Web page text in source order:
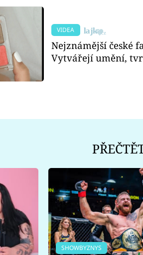
VIDEA
Nejznámější české
Vytvářejí umění,
SHOWBYZNYS